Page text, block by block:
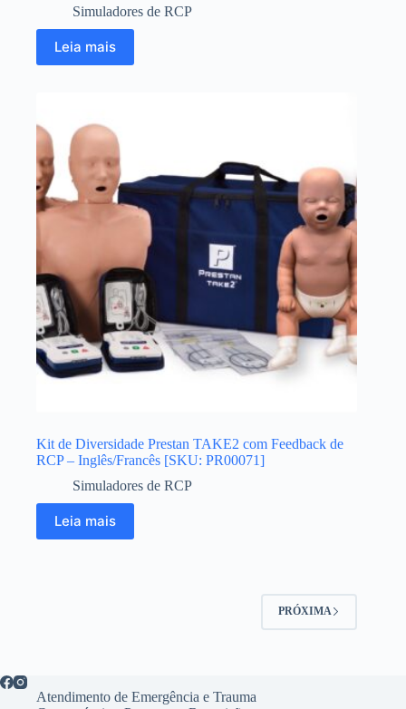
Simuladores de RCP
Leia mais
Kit de Diversidade Prestan TAKE2 com Feedback de
RCP – Inglês/Francês [SKU: PR00071]
Simuladores de RCP
Leia mais
PRÓXIMA
Atendimento de Emergência e Trauma